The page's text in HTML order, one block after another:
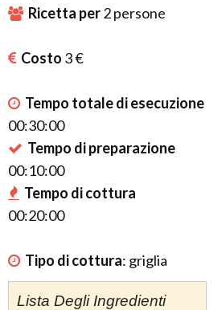
Ricetta per2persone
Costo 3 €
Tempo totale di esecuzione
00:30:00
Tempo di preparazione
00:10:00
Tempo di cottura
00:20:00
Tipo di cottura: griglia
Lista Degli Ingredienti